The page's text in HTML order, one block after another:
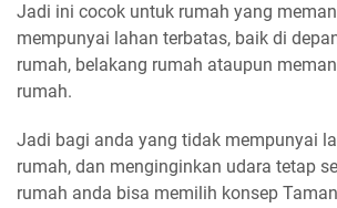
Jadi ini cocok untuk rumah yang
mempunyai lahan terbatas, baik di
rumah, belakang rumah ataupun
rumah.
Jadi bagi anda yang tidak mempunyai
rumah, dan menginginkan udara tetap
rumah anda bisa memilih konsep